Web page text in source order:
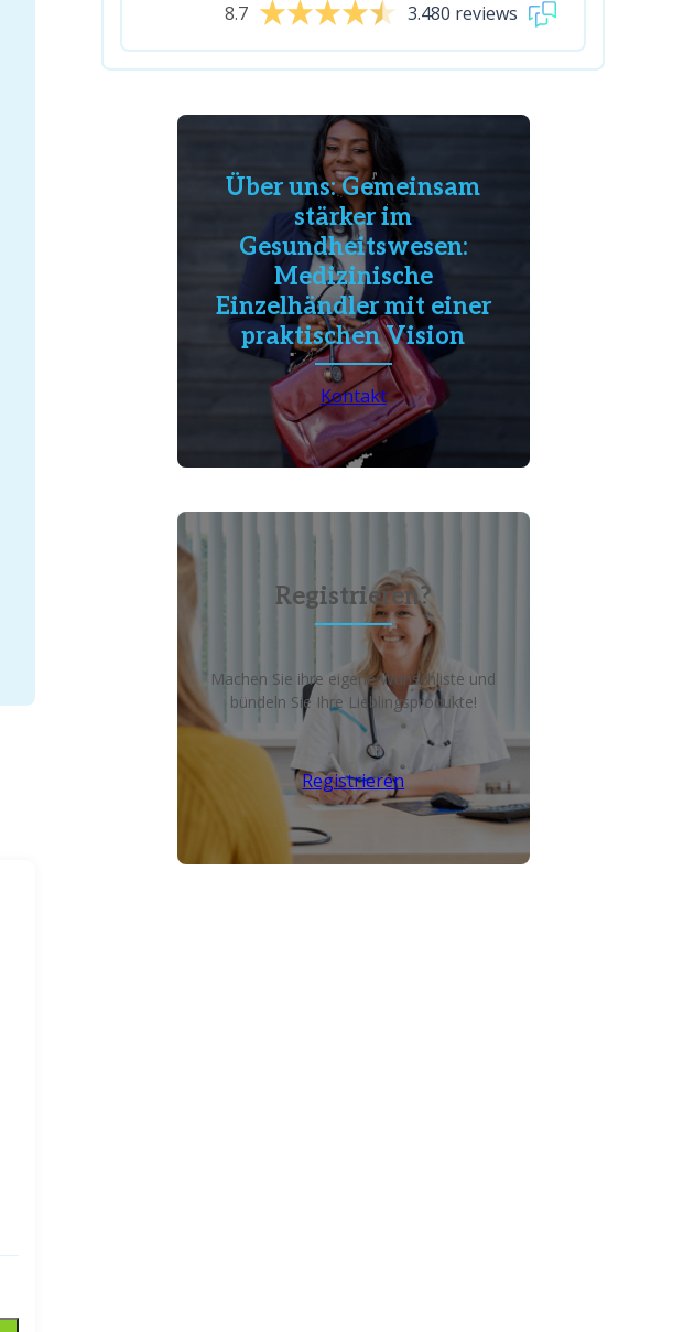
8.7 3.480 reviews
Über uns: Gemeinsam
stärker im
Gesundheitswesen:
Medizinische
Einzelhändler mit einer
praktischen Vision
Kontakt
Registrieren?
Machen Sie ihre eigene Wunschliste und
bündeln Sie Ihre Lieblingsprodukte!
Registrieren